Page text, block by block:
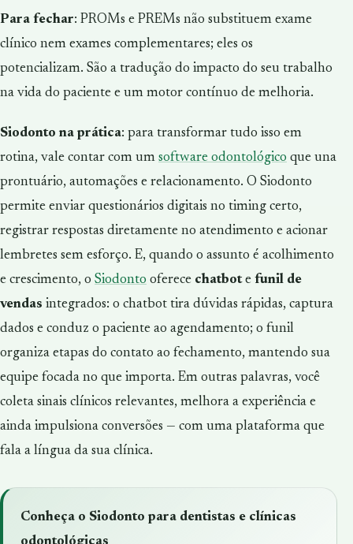
Para fechar: PROMs e PREMs não substituem exame
clínico nem exames complementares; eles os
potencializam. São a tradução do impacto do seu trabalho
na vida do paciente e um motor contínuo de melhoria.
Siodonto na prática: para transformar tudo isso em
rotina, vale contar com um software odontológico que una
prontuário, automações e relacionamento. O Siodonto
permite enviar questionários digitais no timing certo,
registrar respostas diretamente no atendimento e acionar
lembretes sem esforço. E, quando o assunto é acolhimento
e crescimento, o Siodonto oferece chatbote funil de
vendas integrados: o chatbot tira dúvidas rápidas, captura
dados e conduz o paciente ao agendamento; o funil
organiza etapas do contato ao fechamento, mantendo sua
equipe focada no que importa. Em outras palavras, você
coleta sinais clínicos relevantes, melhora a experiência e
ainda impulsiona conversões — com uma plataforma que
fala a língua da sua clínica.
Conheça o Siodonto para dentistas e clínicas